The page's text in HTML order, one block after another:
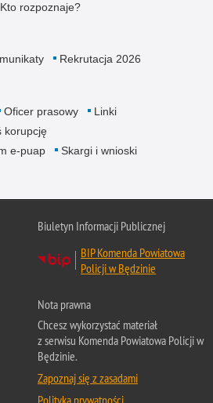
Kto rozpoznaje?
Rekrutacja 2026
Oficer prasowy
Linki
korupcję
e-puap
Skargi i wnioski
Biuletyn Informacji Publicznej
BIP Komenda Powiatowa
Policji w Będzinie
Nota prawna
Chcesz wykorzystać materiał
z serwisu Komenda Powiatowa Policji w
Będzinie.
Zapoznaj się z zasadami